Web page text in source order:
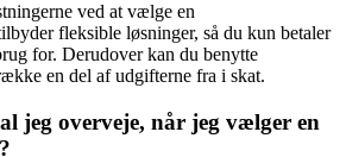
ved at vælge en
fleksible løsninger, så du kun betaler
for. Derudover kan du benytte
en del af udgifterne fra i skat.
jeg overveje, når jeg vælger en